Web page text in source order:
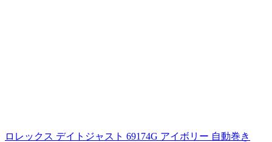
ロレックス デイトジャスト 69174G アイボリー 自動巻き